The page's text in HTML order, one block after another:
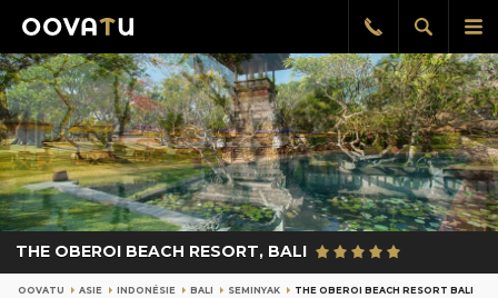
le
Afficher
la
Rappel
gratuit
THE OBEROI BEACH RESORT, BALI
OOVATU ASIE INDONÉSIE BALI SEMINYAK THE OBEROI BEACH RESORT BALI